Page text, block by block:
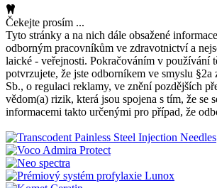
Čekejte prosím ...
Tyto stránky a na nich dále obsažené
odborným pracovníkům ve zdravotnictví a
laické - veřejnosti. Pokračováním v používání
potvrzujete, že jste odborníkem ve smyslu §2a
Sb., o regulaci reklamy, ve znění pozdějších
vědom(a) rizik, která jsou spojena s tím, že se
informacemi takto určenými pro případ, že